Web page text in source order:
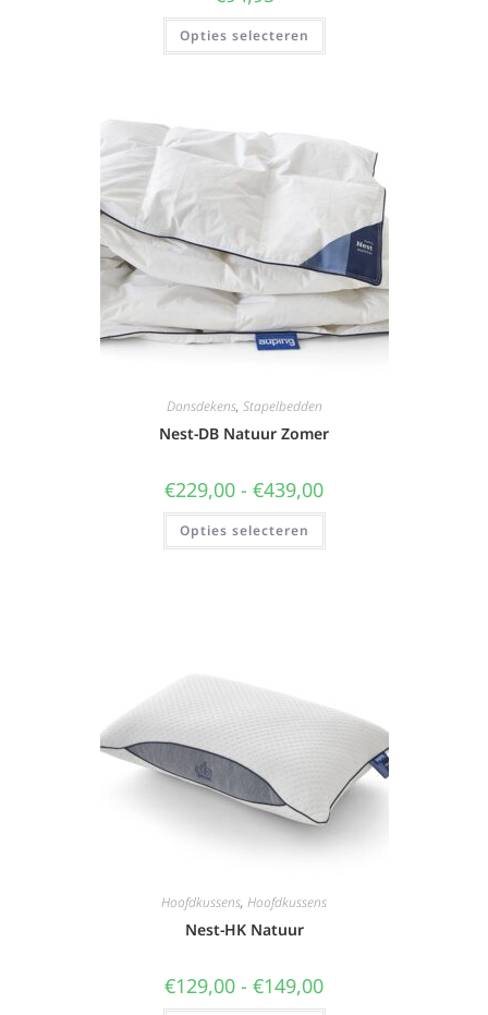
Opties selecteren
Donsdekens, Stapelbedden
Nest-DB Natuur Zomer
€229,00 - €439,00
Opties selecteren
Hoofdkussens, Hoofdkussens
Nest-HK Natuur
€129,00 - €149,00